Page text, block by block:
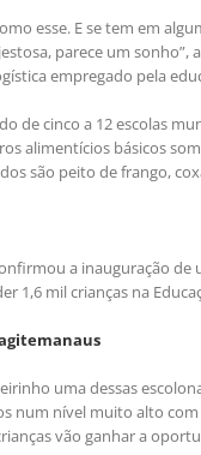
esse. E se tem em
parece um
empregado pela
de cinco a 12 escolas
alimentícios básicos
são peito de frango,
a inauguração de
1,6 mil crianças na
uma dessas
num nível muito alto
vão ganhar a